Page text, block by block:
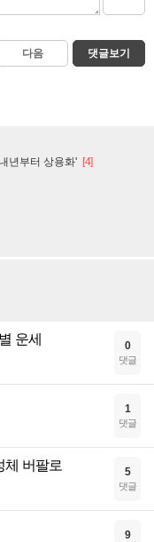
다음 댓글보기
년부터 상용화' [4]
운세 0
댓글
1
댓글
체 버팔로 5
댓글
9